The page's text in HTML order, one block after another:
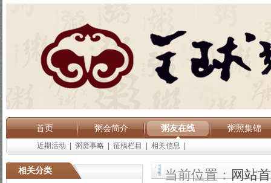
首页 粥会简介 粥友在线 粥照集锦
近期活动 粥贤事略 征稿栏目 相关信息
相关分类 当前位置：网站